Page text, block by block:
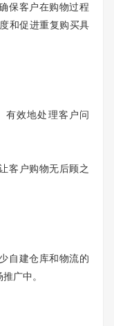
保客户在购物过程
和促进重复购买具
效地处理客户问
户购物无后顾之
自建仓库和物流的
广中。